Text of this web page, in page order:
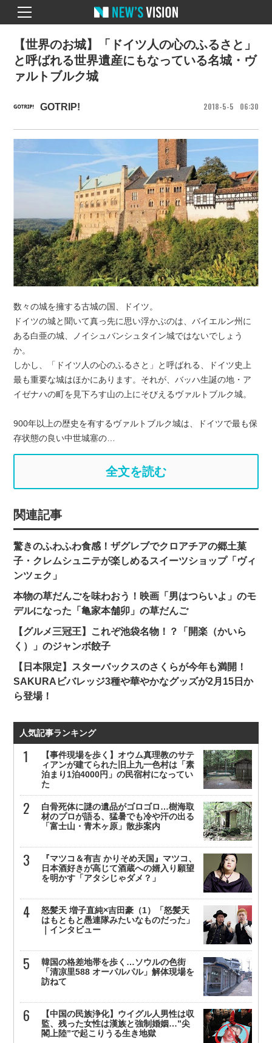
GOTRIP! 2018 5 5 06 30
【世界のお城】「ドイツ人の心のふるさと」
と呼ばれる世界遺産にもなっている名城・ヴ
ァルトブルク城
数々の城を擁する古城の国、ドイツ。
ドイツの城と聞いて真っ先に思い浮かぶのは、バイエルン州に
ある白亜の城、ノイシュバンシュタイン城ではないでしょう
か。
しかし、「ドイツ人の心のふるさと」と呼ばれる、ドイツ史上
最も重要な城はほかにあります。それが、バッハ生誕の地・ア
イゼナハの町を見下ろす山の上にそびえるヴァルトブルク城。
900年以上の歴史を有するヴァルトブルク城は、ドイツで最も保
存状態の良い中世城塞の…
全文を読む
関連記事
驚きのふわふわ食感！ザグレブでクロアチアの郷土菓
子・クレムシュニテが楽しめるスイーツショップ「ヴィ
ンツェク」
本物の草だんごを味わおう！映画「男はつらいよ」のモ
デルになった「亀家本舗卯」の草だんご
【グルメ三冠王】これぞ池袋名物！？「開楽（かいら
く）」のジャンボ餃子
【日本限定】スターバックスのさくらが今年も満開！
SAKURAビバレッジ3種や華やかなグッズが2月15日か
ら登場！
人気記事ランキング
【事件現場を歩く】オウム真理教のサテ
ィアンが建てられた旧上九一色村は「素
泊まり1泊4000円」の民宿村になってい
た
白骨死体に謎の遺品がゴロゴロ…樹海取
材のプロが語る、猛暑でも冷や汗の出る
「富士山・青木ヶ原」散歩案内
『マツコ＆有吉 かりそめ天国』マツコ、
日本酒好きが高じて酒蔵への婿入り願望
を明かす「アタシじゃダメ？」
怒髪天 増子直純×吉田豪（1）「怒髪天
はもともと愚連隊みたいなものだった」
｜インタビュー
韓国の格差地帯を歩く…ソウルの色街
「清凉里588 オーパルパル」解体現場を
訪ねて
【中国の民族浄化】ウイグル人男性は収
監、残った女性は漢族と強制婚姻…”尖
閣上陸”で起こりうる生き地獄